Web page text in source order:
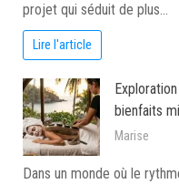
projet qui séduit de plus…
Lire l'article
bienfaits
Marise
Dans un monde où le